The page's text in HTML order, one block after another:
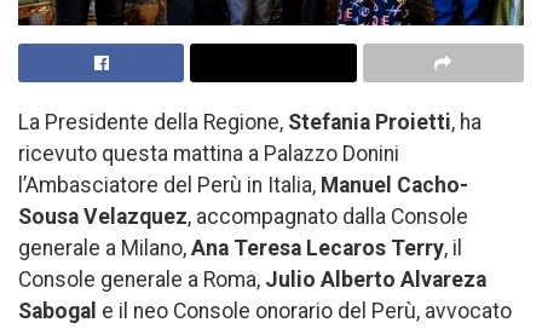
La Presidente della Regione, Stefania Proietti, ha
ricevuto questa mattina a Palazzo Donini
l’Ambasciatore del Perù in Italia, Manuel Cacho-
Sousa Velazquez, accompagnato dalla Console
generale a Milano, Ana Teresa Lecaros Terry, il
Console generale a Roma, Julio Alberto Alvareza
Sabogal e il neo Console onorario del Perù, avvocato